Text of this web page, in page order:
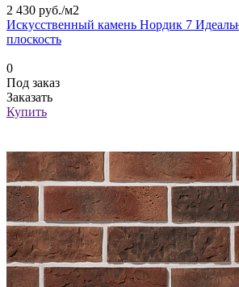
2 430 руб./м2
Искусственный камень Нордик 7
плоскость
0
Под заказ
Заказать
Купить